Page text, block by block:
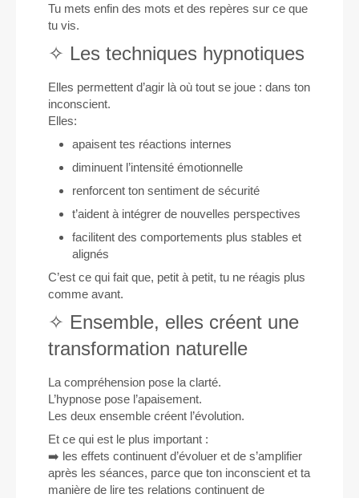
Tu mets enfin des mots et des repères sur ce que
tu vis.
✧ Les techniques hypnotiques
Elles permettent d’agir là où tout se joue : dans ton
inconscient.
Elles:
apaisent tes réactions internes
diminuent l’intensité émotionnelle
renforcent ton sentiment de sécurité
t’aident à intégrer de nouvelles perspectives
facilitent des comportements plus stables et
alignés
C’est ce qui fait que, petit à petit, tu ne réagis plus
comme avant.
✧ Ensemble, elles créent une
transformation naturelle
La compréhension pose la clarté.
L’hypnose pose l’apaisement.
Les deux ensemble créent l’évolution.
Et ce qui est le plus important :
➡️ les effets continuent d’évoluer et de s’amplifier
après les séances, parce que ton inconscient et ta
manière de lire tes relations continuent de